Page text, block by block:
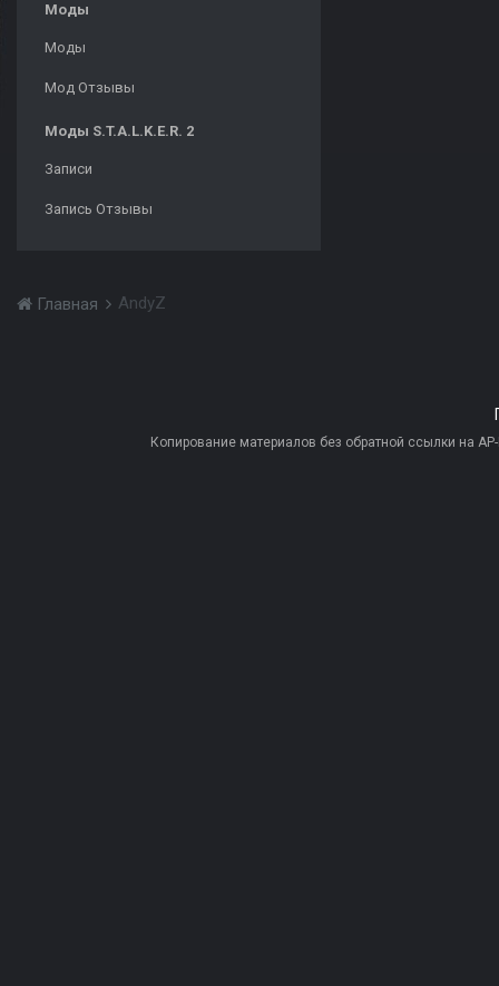
Моды
Моды
Мод Отзывы
Моды S.T.A.L.K.E.R. 2
Записи
Запись Отзывы
Главная AndyZ
Копирование материалов без обратной ссылки на